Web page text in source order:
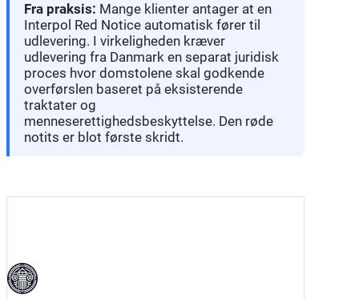
Fra praksis: Mange klienter antager at en
Interpol Red Notice automatisk fører til
udlevering. I virkeligheden kræver
udlevering fra Danmark en separat juridisk
proces hvor domstolene skal godkende
overførslen baseret på eksisterende
traktater og
menneserettighedsbeskyttelse. Den røde
notits er blot første skridt.